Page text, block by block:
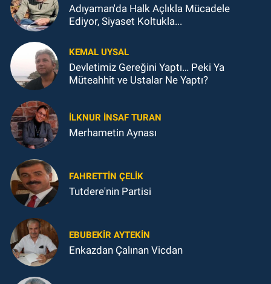
Adıyaman'da Halk Açlıkla Mücadele
Ediyor, Siyaset Koltukla...
KEMAL UYSAL
Devletimiz Gereğini Yaptı… Peki Ya
Müteahhit ve Ustalar Ne Yaptı?
İLKNUR İNSAF TURAN
Merhametin Aynası
FAHRETTIN ÇELİK
Tutdere'nin Partisi
EBUBEKIR AYTEKIN
Enkazdan Çalınan Vicdan